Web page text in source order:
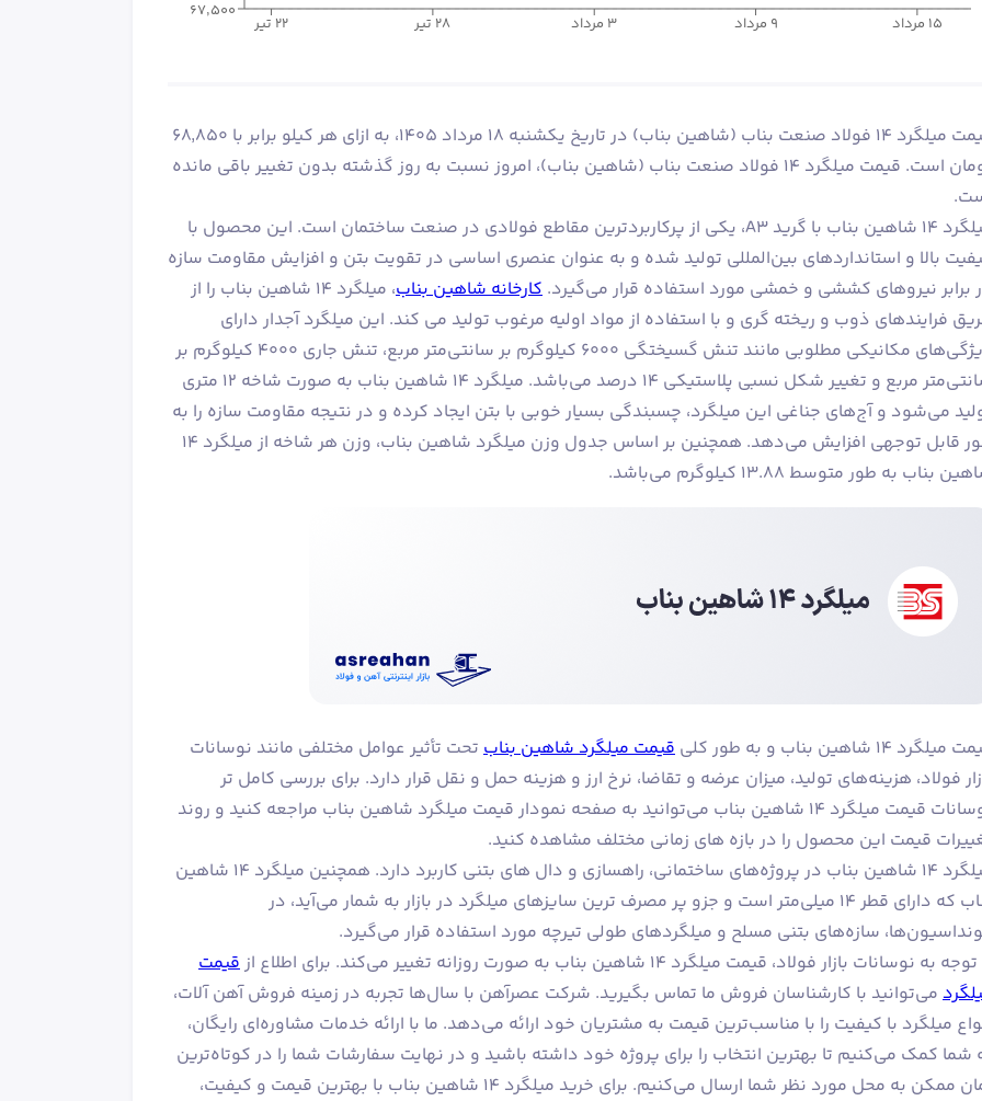
۲۲ تیر ۲۸ تیر ۳ مرداد ۹ مرداد ۱۵ مرداد
۶۷٬۵۰۰
قیمت میلگرد 14 فولاد صنعت بناب (شاهین بناب) در تاریخ یکشنبه ۱۸ مرداد ۱۴۰۵، به ازای هر کیلو برابر با ۶۸٬۸۵۰
تومان است. قیمت میلگرد 14 فولاد صنعت بناب (شاهین بناب)، امروز نسبت به روز گذشته بدون تغییر باقی مانده
میلگرد ۱۴ شاهین بناب با گرید A3، یکی از پرکاربردترین مقاطع فولادی در صنعت ساختمان است. این محصول با
بالا و استانداردهای بین‌المللی تولید شده و به عنوان عنصری اساسی در تقویت بتن و افزایش مقاومت سازه
برابر نیروهای کششی و خمشی مورد استفاده قرار می‌گیرد. کارخانه شاهین بناب
، میلگرد ۱۴ شاهین بناب را از
فرایندهای ذوب و ریخته گری و با استفاده از مواد اولیه مرغوب تولید می کند. این میلگرد آجدار دارای
ویژگی‌های مکانیکی مطلوبی مانند تنش گسیختگی ۶۰۰۰ کیلوگرم بر سانتی‌متر مربع، تنش جاری ۴۰۰۰ کیلوگرم بر
سانتی‌متر مربع و تغییر شکل نسبی پلاستیکی ۱۴ درصد می‌باشد. میلگرد ۱۴ شاهین بناب به صورت شاخه 12 متری
می‌شود و آج‌های جناغی این میلگرد، چسبندگی بسیار خوبی با بتن ایجاد کرده و در نتیجه مقاومت سازه را به
طور قابل توجهی افزایش می‌دهد. همچنین بر اساس جدول وزن میلگرد شاهین بناب، وزن هر شاخه از میلگرد ۱۴
بناب به طور متوسط ۱۳.۸۸ کیلوگرم می‌باشد.
۱۴ شاهین بناب و به طور کلی قیمت میلگرد شاهین بناب تحت تأثیر عوامل مختلفی مانند نوسانات
فولاد، هزینه‌های تولید، میزان عرضه و تقاضا، نرخ ارز و هزینه حمل و نقل قرار دارد. برای بررسی کامل تر
نوسانات قیمت میلگرد ۱۴ شاهین بناب می‌توانید به صفحه نمودار قیمت میلگرد شاهین بناب مراجعه کنید و روند
قیمت این محصول را در بازه های زمانی مختلف مشاهده کنید.
میلگرد ۱۴ شاهین بناب در پروژه‌های ساختمانی، راهسازی و دال های بتنی کاربرد دارد. همچنین میلگرد ۱۴ شاهین
بناب که دارای قطر ۱۴ میلی‌متر است و جزو پر مصرف ترین سایزهای میلگرد در بازار به شمار می‌آید، در
سازه‌های بتنی مسلح و میلگردهای طولی تیرچه مورد استفاده قرار می‌گیرد.
به نوسانات بازار فولاد، قیمت میلگرد ۱۴ شاهین بناب به صورت روزانه تغییر می‌کند. برای اطلاع از
قیمت
می‌توانید با کارشناسان فروش ما تماس بگیرید. شرکت عصرآهن با سال‌ها تجربه در زمینه فروش آهن آلات،
میلگرد با کیفیت را با مناسب‌ترین قیمت به مشتریان خود ارائه می‌دهد. ما با ارائه خدمات مشاوره‌ای رایگان،
شما کمک می‌کنیم تا بهترین انتخاب را برای پروژه خود داشته باشید و در نهایت سفارشات شما را در کوتاه‌ترین
زمان ممکن به محل مورد نظر شما ارسال می‌کنیم. برای خرید میلگرد ۱۴ شاهین بناب با بهترین قیمت و کیفیت،